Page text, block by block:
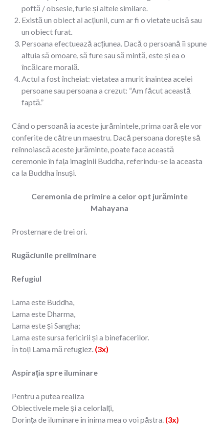
poftă / obsesie, furie și altele similare.
Există un obiect al acțiunii, cum ar fi o vietate ucisă sau
un obiect furat.
Persoana efectuează acțiunea. Dacă o persoană îi spune
altuia să omoare, să fure sau să mintă, este și ea o
încălcare morală.
Actul a fost încheiat: vietatea a murit înaintea acelei
persoane sau persoana a crezut: “Am făcut această
faptă.”
Când o persoană ia aceste jurămintele, prima oară ele vor
conferite de către un maestru. Dacă persoana dorește să
reînnoiască aceste jurăminte, poate face această
ceremonie în fața imaginii Buddha, referindu-se la aceasta
ca la Buddha însuși.
Ceremonia de primire a celor opt jurăminte
Mahayana
Prosternare de trei ori.
Rugăciunile preliminare
Refugiul
Lama este Buddha,
Lama este Dharma,
Lama este și Sangha;
Lama este sursa fericirii și a binefacerilor.
În toți Lama mă refugiez. (3x)
Aspirația spre iluminare
Pentru a putea realiza
Obiectivele mele și a celorlalți,
Dorința de iluminare în inima mea o voi păstra. (3x)